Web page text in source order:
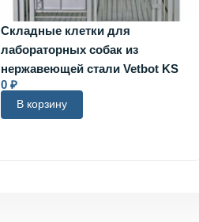
Складные клетки для
лабораторных собак из
нержавеющей стали Vetbot KS
0 ₽
В корзину